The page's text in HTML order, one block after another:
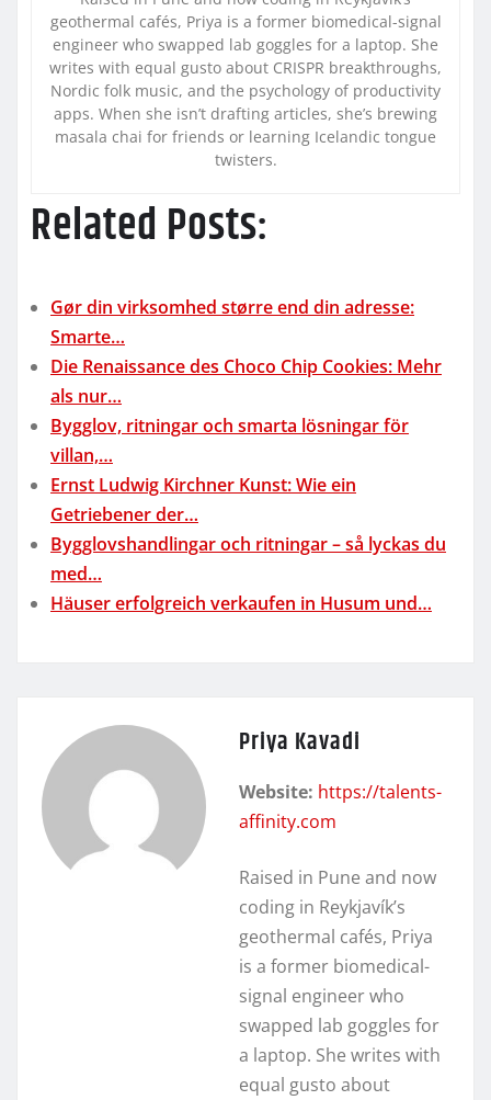
geothermal cafés, Priya is a former biomedical-signal
engineer who swapped lab goggles for a laptop. She
writes with equal gusto about CRISPR breakthroughs,
Nordic folk music, and the psychology of productivity
apps. When she isn’t drafting articles, she’s brewing
masala chai for friends or learning Icelandic tongue
twisters.
Related Posts:
Gør din virksomhed større end din adresse:
Smarte…
Die Renaissance des Choco Chip Cookies: Mehr
als nur…
Bygglov, ritningar och smarta lösningar för
villan,…
Ernst Ludwig Kirchner Kunst: Wie ein
Getriebener der…
Bygglovshandlingar och ritningar – så lyckas du
med…
Häuser erfolgreich verkaufen in Husum und…
Priya Kavadi
Website: https://talents-
affinity.com
Raised in Pune and now
coding in Reykjavík’s
geothermal cafés, Priya
is a former biomedical-
signal engineer who
swapped lab goggles for
a laptop. She writes with
equal gusto about